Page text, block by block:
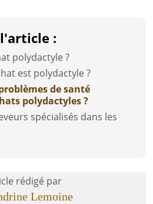
:
polydactyle ?
est polydactyle ?
de santé
polydactyles ?
spécialisés dans les
rédigé par
Lemoine